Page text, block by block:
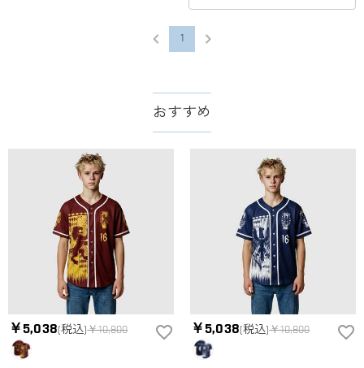
1
おすすめ
￥5,038(税込)￥10,800 ￥5,038(税込)￥10,800